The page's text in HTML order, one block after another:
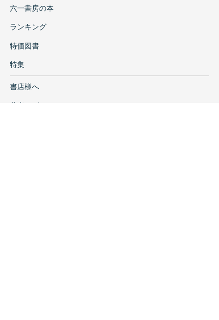
六一書房の本
ランキング
特価図書
特集
書店様へ
著者ログイン